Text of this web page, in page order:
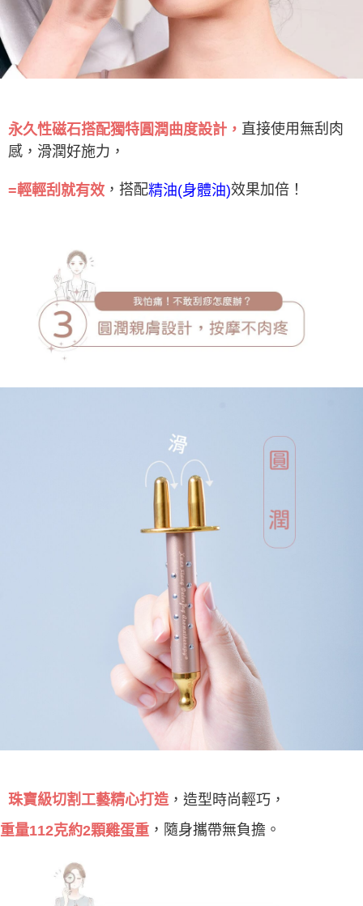
永久性磁石搭配獨特圓潤曲度設計， 直接使用無刮肉
感，滑潤好施力，
=輕輕刮就有效 ，搭配精油(身體油)效果加倍！
珠寶級切割工藝精心打造 ，造型時尚輕巧，
重量112克約2顆雞蛋重 ，隨身攜帶無負擔。